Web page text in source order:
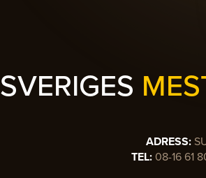
SVERIGES
ADRESS:
TEL: 08-16 61